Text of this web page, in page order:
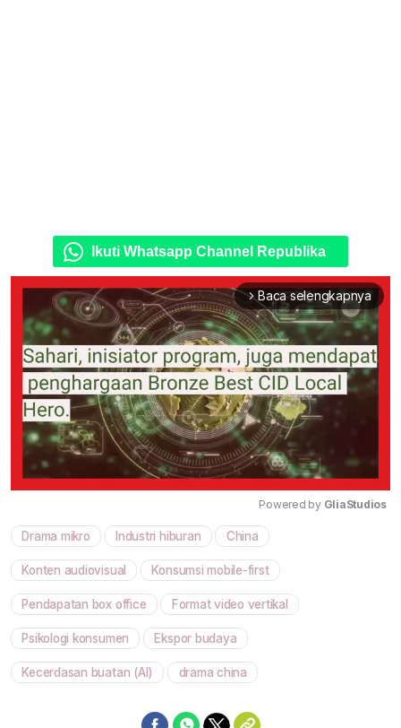
Ikuti Whatsapp Channel Republika
arrow_forward_ios Baca selengkapnya
Powered by GliaStudios
Drama mikro Industri hiburan China
Konten audiovisual Konsumsi mobile-first
Pendapatan box office Format video vertikal
Psikologi konsumen Ekspor budaya
Kecerdasan buatan (AI) drama china